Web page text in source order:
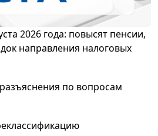
2026 года: повысят пенсии,
направления налоговых
по вопросам